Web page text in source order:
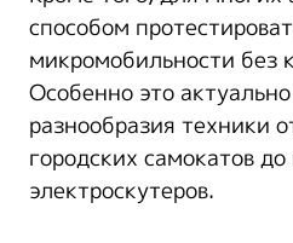
способом
микромобильности без
Особенно это
разнообразия техники
городских самокатов
электроскутеров.